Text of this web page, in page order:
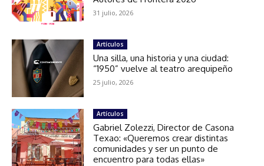
31 julio, 2026
Artículos
Una silla, una historia y una ciudad:
“1950” vuelve al teatro arequipeño
25 julio, 2026
Artículos
Gabriel Zolezzi, Director de Casona
Texao: «Queremos crear distintas
comunidades y ser un punto de
encuentro para todas ellas»